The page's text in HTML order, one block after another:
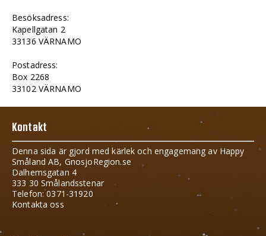
Besöksadress:
Kapellgatan 2
33136 VÄRNAMO
Postadress:
Box 2268
33102 VÄRNAMO
Kontakt
Denna sida är gjord med kärlek och engagemang av Happy
Småland AB, GnosjoRegion.se
Dalhemsgatan 4
333 30 Smålandsstenar
Telefon: 0371-31920
Kontakta oss